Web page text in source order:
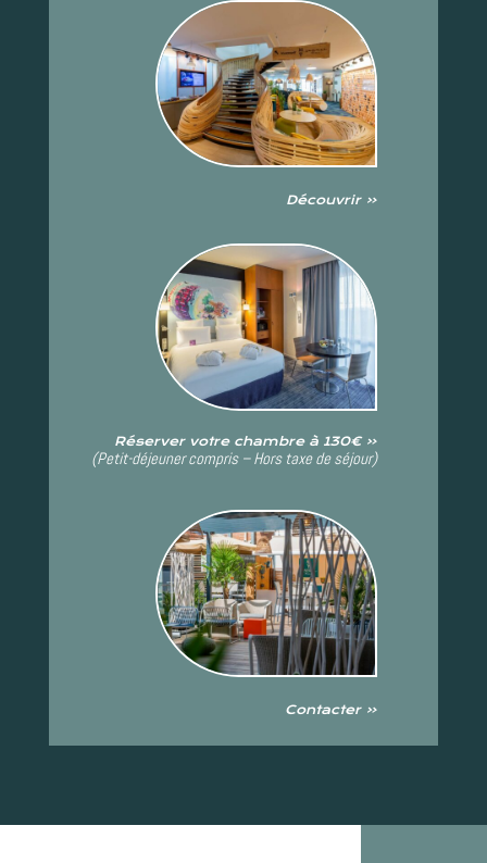
Découvrir «
Réserver votre chambre à 130€ «
(Petit-déjeuner compris – Hors taxe de séjour)
Contacter «